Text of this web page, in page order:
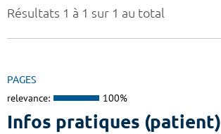
Résultats 1 à 1 sur 1 au total
PAGES
relevance: 100%
Infos pratiques (patient)